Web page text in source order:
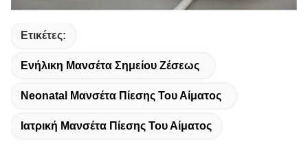
Ετικέτες:
Ενήλικη Μανσέτα Σημείου Ζέσεως
Neonatal Μανσέτα Πίεσης Του Αίματος
Ιατρική Μανσέτα Πίεσης Του Αίματος